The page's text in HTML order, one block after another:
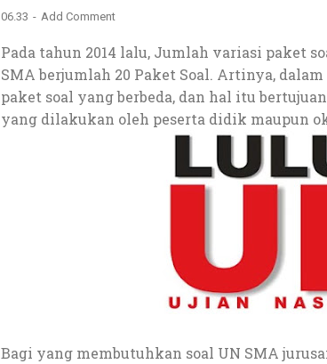
06.33 Add Comment
Pada tahun 2014 lalu, Jumlah variasi paket
SMA berjumlah 20 Paket Soal. Artinya,
paket soal yang berbeda, dan hal itu
yang dilakukan oleh peserta didik maupun
Bagi yang membutuhkan soal UN SMA